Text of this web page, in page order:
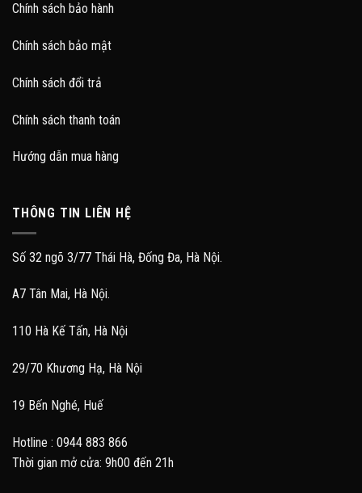
Chính sách bảo hành
Chính sách bảo mật
Chính sách đổi trả
Chính sách thanh toán
Hướng dẫn mua hàng
THÔNG TIN LIÊN HỆ
Số 32 ngõ 3/77 Thái Hà, Đống Đa, Hà Nội.
A7 Tân Mai, Hà Nội.
110 Hà Kế Tấn, Hà Nội
29/70 Khương Hạ, Hà Nội
19 Bến Nghé, Huế
Hotline : 0944 883 866
Thời gian mở cửa: 9h00 đến 21h